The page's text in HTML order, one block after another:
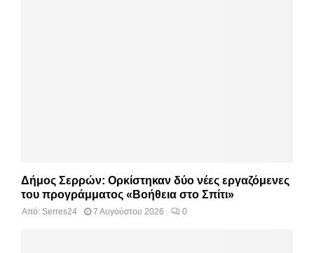
Δήμος Σερρών: Ορκίστηκαν δύο νέες εργαζόμενες
του προγράμματος «Βοήθεια στο Σπίτι»
Από: Serres24 7 Αυγούστου 2026 0